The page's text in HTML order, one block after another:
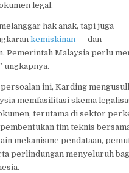
legal.
hak anak, tapi juga
kemiskinan
dan
Pemerintah Malaysia perlu
ungkapnya.
ini, Karding
memfasilitasi skema
terutama di sektor
tim teknis
mekanisme pendataan,
perlindungan menyeluruh